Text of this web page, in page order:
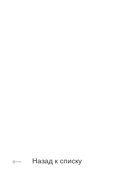
Назад к списку